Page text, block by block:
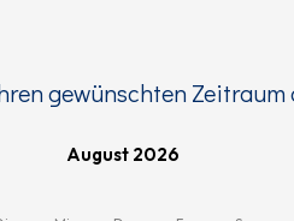
gewünschten